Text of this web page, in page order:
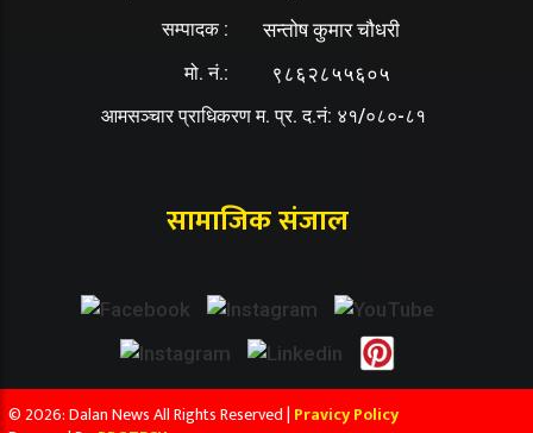
सम्पादक : सन्तोष कुमार चौधरी
मो. नं.: ९८६२८५५६०५
आमसञ्चार प्राधिकरण म. प्र. द.नं: ४१/०८०-८१
सामाजिक संजाल
© 2026: Dalan News All Rights Reserved | Pravicy Policy